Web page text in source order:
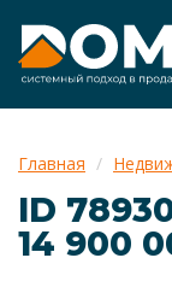
Главная
ID
14 900